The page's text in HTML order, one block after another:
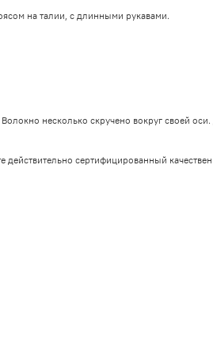
на талии, с длинными рукавами.
несколько скручено вокруг своей
сертифицированный